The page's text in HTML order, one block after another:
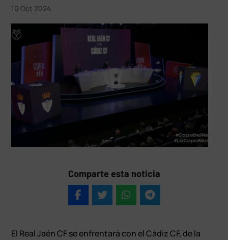
10 Oct 2024
Comparte esta noticia
El Real Jaén CF se enfrentará con el Cádiz CF, de la